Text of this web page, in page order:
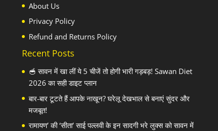
About Us
Privacy Policy
Refund and Returns Policy
Recent Posts
🥣 सावन में खा लीं ये 5 चीजें तो होगी भारी गड़बड़! Sawan Diet
2026 का सही डाइट प्लान
बार-बार टूटते हैं आपके नाखून? घरेलू देखभाल से बनाएं सुंदर और
मजबूत!
रामायण’ की ‘सीता’ साई पल्लवी के इन सादगी भरे लुक्स को सावन में